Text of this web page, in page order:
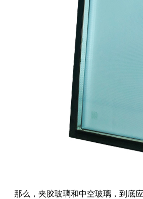
那么，夹胶玻璃和中空玻璃，到底